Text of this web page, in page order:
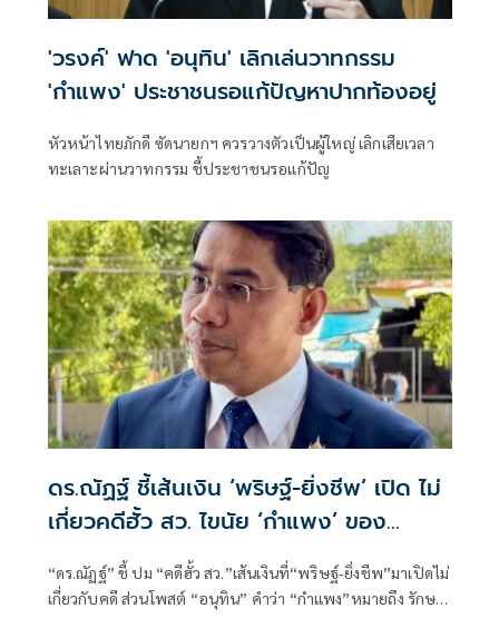
'วรงค์' ฟาด 'อนุทิน' เลิกเล่นวาทกรรม
'กำแพง' ประชาชนรอแก้ปัญหาปากท้องอยู่
หัวหน้าไทยภักดี ซัดนายกฯ ควรวางตัวเป็นผู้ใหญ่ เลิกเสียเวลา
ทะเลาะผ่านวาทกรรม ชี้ประชาชนรอแก้ปัญ
ดร.ณัฏฐ์ ชี้เส้นเงิน ‘พริษฐ์-ยิ่งชีพ’ เปิด ไม่
เกี่ยวคดีฮั้ว สว. ไขนัย ‘กำแพง’ ของ
“ดร.ณัฏฐ์” ชี้ ปม “คดีฮั้ว สว.”เส้นเงินที่“พริษฐ์-ยิ่งชีพ”มาเปิดไม่
เกี่ยวกับคดี ส่วนโพสต์ “อนุทิน” คำว่า “กำแพง”หมายถึง รักษา